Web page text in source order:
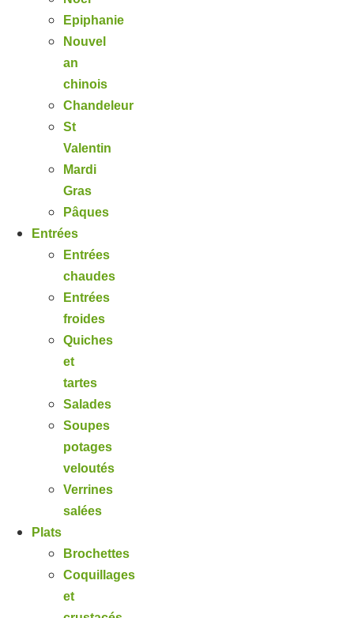
Epiphanie
Nouvel
an
chinois
Chandeleur
St
Valentin
Mardi
Gras
Pâques
Entrées
Entrées
chaudes
Entrées
froides
Quiches
et
tartes
Salades
Soupes
potages
veloutés
Verrines
salées
Plats
Brochettes
Coquillages
et